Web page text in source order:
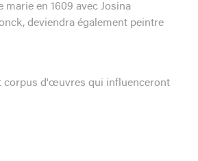
en 1609 avec Josina
deviendra également peintre
corpus d'œuvres qui influenceront